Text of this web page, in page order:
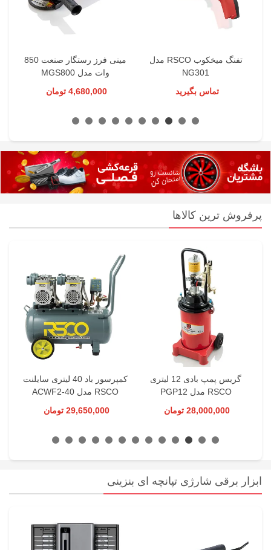
تفنگ میخکوب RSCO مدل
NG301
تماس بگیرید
مینی فرز رستگار صنعت 850
وات مدل MGS800
4,680,000 تومان
پرفروش ترین کالاها
گریس پمپ بادی 12 لیتری
RSCO مدل PGP12
28,000,000 تومان
کمپرسور باد 40 لیتری سایلنت
RSCO مدل ACWF2-40
29,650,000 تومان
ابزار برقی شارژی تپانچه ای بنزینی